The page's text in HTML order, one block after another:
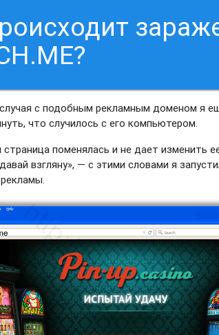
с подобным рекламным доменом я
что случилось с его компьютером.
поменялась и не дает изменить
взгляну», — с этими словами я
рекламы.